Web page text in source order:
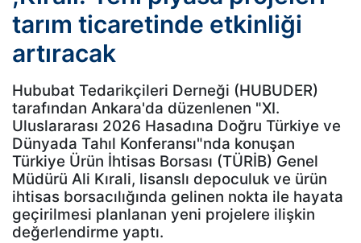
tarım ticaretinde etkinliği
artıracak
Hububat Tedarikçileri Derneği (HUBUDER)
tarafından Ankara'da düzenlenen "XI.
Uluslararası 2026 Hasadına Doğru Türkiye ve
Dünyada Tahıl Konferansı"nda konuşan
Türkiye Ürün İhtisas Borsası (TÜRİB) Genel
Müdürü Ali Kırali, lisanslı depoculuk ve ürün
ihtisas borsacılığında gelinen nokta ile hayata
geçirilmesi planlanan yeni projelere ilişkin
değerlendirme yaptı.